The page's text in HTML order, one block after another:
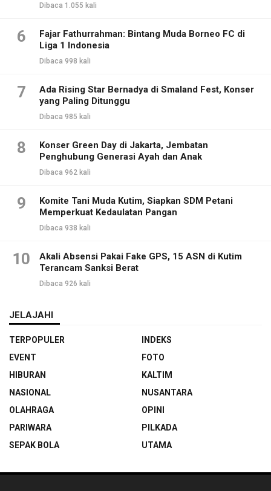
Dibaca 1.055 kali
6
Fajar Fathurrahman: Bintang Muda Borneo FC di
Liga 1 Indonesia
Dibaca 998 kali
7
Ada Rising Star Bernadya di Smaland Fest, Konser
yang Paling Ditunggu
Dibaca 985 kali
8
Konser Green Day di Jakarta, Jembatan
Penghubung Generasi Ayah dan Anak
Dibaca 962 kali
9
Komite Tani Muda Kutim, Siapkan SDM Petani
Memperkuat Kedaulatan Pangan
Dibaca 938 kali
10
Akali Absensi Pakai Fake GPS, 15 ASN di Kutim
Terancam Sanksi Berat
Dibaca 926 kali
JELAJAHI
TERPOPULER
INDEKS
EVENT
FOTO
HIBURAN
KALTIM
NASIONAL
NUSANTARA
OLAHRAGA
OPINI
PARIWARA
PILKADA
SEPAK BOLA
UTAMA